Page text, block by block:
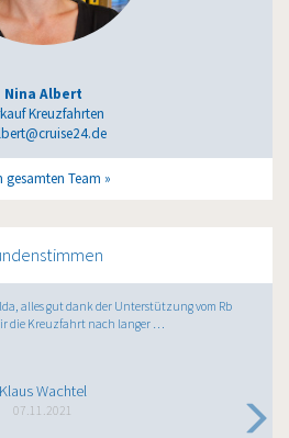
Nina Albert
Kreuzfahrten
gesamten Team
alles gut dank der Unterstützung vom Rb
die Kreuzfahrt nach langer …
Klaus Wachtel
07.11.2021